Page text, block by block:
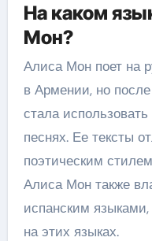
На каком
Мон?
Алиса Мон поет на
в Армении, но
стала
песнях. Ее тексты
поэтическим
Алиса Мон также
испанским
на этих языках.